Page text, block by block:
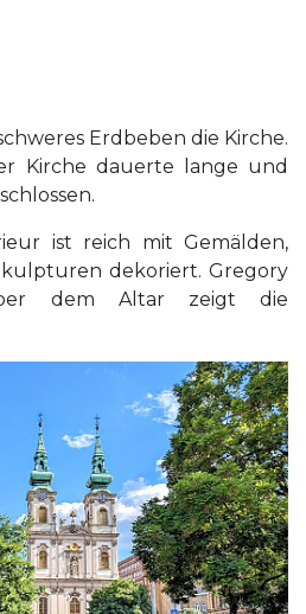
Erdbeben die Kirche.
Kirche dauerte lange und
ist reich mit Gemälden,
dekoriert. Gregory
dem Altar zeigt die